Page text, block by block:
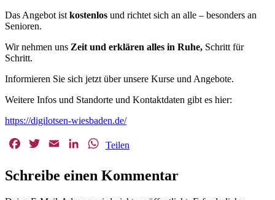
Das Angebot ist kostenlos und richtet sich an alle – besonders an
Senioren.
Wir nehmen uns Zeit und erklären alles in Ruhe, Schritt für
Schritt.
Informieren Sie sich jetzt über unsere Kurse und Angebote.
Weitere Infos und Standorte und Kontaktdaten gibt es hier:
https://digilotsen-wiesbaden.de/
Facebook
TwitterEmail LinkedInWhatsApp
Teilen
Schreibe einen Kommentar